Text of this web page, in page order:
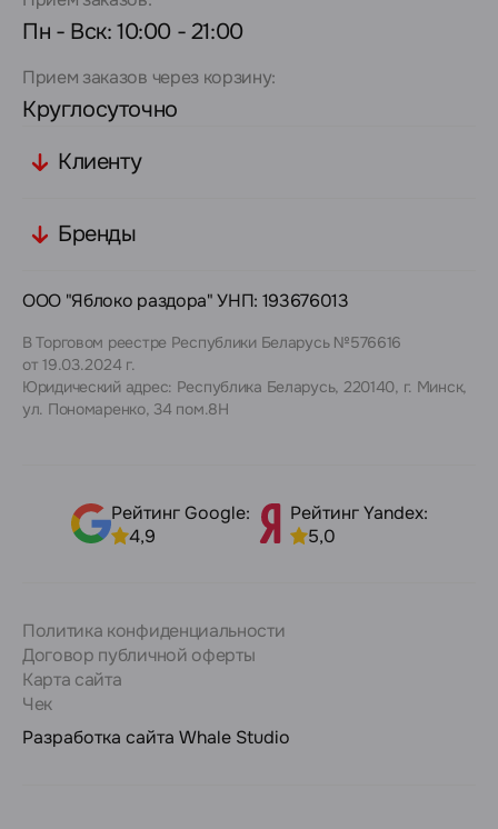
Пн - Вск: 10:00 - 21:00
Прием заказов через корзину:
Круглосуточно
Клиенту
Бренды
ООО "Яблоко раздора" УНП: 193676013
В Торговом реестре Республики Беларусь №576616
от 19.03.2024 г.
Юридический адрес: Республика Беларусь, 220140, г. Минск,
ул. Пономаренко, 34 пом.8Н
Рейтинг Google:
4,9
Рейтинг Yandex:
5,0
Политика конфиденциальности
Договор публичной оферты
Карта сайта
Чек
Разработка сайта Whale Studio